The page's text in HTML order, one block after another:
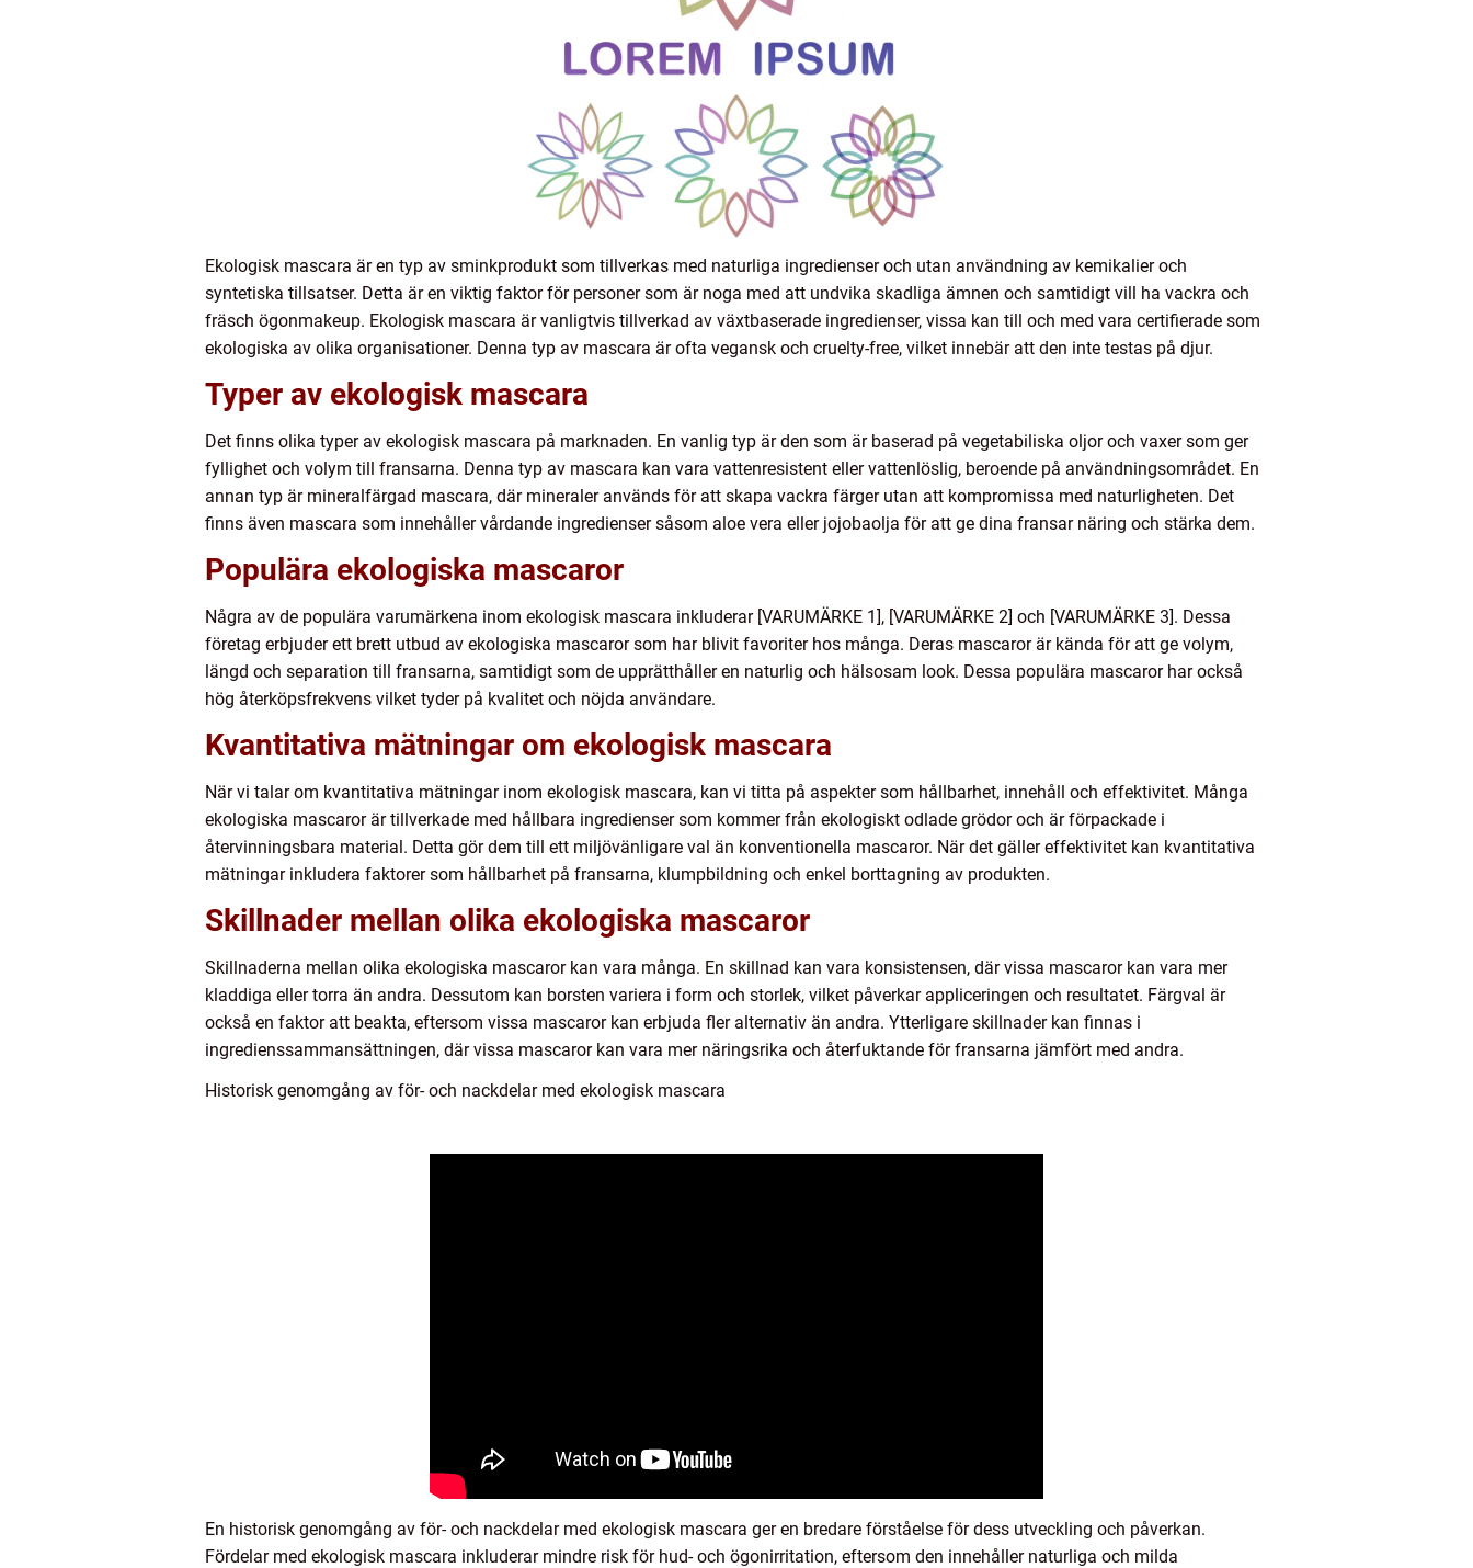
Ekologisk mascara är en typ av sminkprodukt som tillverkas med naturliga ingredienser och utan användning av kemikalier och
syntetiska tillsatser. Detta är en viktig faktor för personer som är noga med att undvika skadliga ämnen och samtidigt vill ha vackra och
fräsch ögonmakeup. Ekologisk mascara är vanligtvis tillverkad av växtbaserade ingredienser, vissa kan till och med vara certifierade som
ekologiska av olika organisationer. Denna typ av mascara är ofta vegansk och cruelty-free, vilket innebär att den inte testas på djur.
Typer av ekologisk mascara
Det finns olika typer av ekologisk mascara på marknaden. En vanlig typ är den som är baserad på vegetabiliska oljor och vaxer som ger
fyllighet och volym till fransarna. Denna typ av mascara kan vara vattenresistent eller vattenlöslig, beroende på användningsområdet. En
annan typ är mineralfärgad mascara, där mineraler används för att skapa vackra färger utan att kompromissa med naturligheten. Det
finns även mascara som innehåller vårdande ingredienser såsom aloe vera eller jojobaolja för att ge dina fransar näring och stärka dem.
Populära ekologiska mascaror
Några av de populära varumärkena inom ekologisk mascara inkluderar [VARUMÄRKE 1], [VARUMÄRKE 2] och [VARUMÄRKE 3]. Dessa
företag erbjuder ett brett utbud av ekologiska mascaror som har blivit favoriter hos många. Deras mascaror är kända för att ge volym,
längd och separation till fransarna, samtidigt som de upprätthåller en naturlig och hälsosam look. Dessa populära mascaror har också
hög återköpsfrekvens vilket tyder på kvalitet och nöjda användare.
Kvantitativa mätningar om ekologisk mascara
När vi talar om kvantitativa mätningar inom ekologisk mascara, kan vi titta på aspekter som hållbarhet, innehåll och effektivitet. Många
ekologiska mascaror är tillverkade med hållbara ingredienser som kommer från ekologiskt odlade grödor och är förpackade i
återvinningsbara material. Detta gör dem till ett miljövänligare val än konventionella mascaror. När det gäller effektivitet kan kvantitativa
mätningar inkludera faktorer som hållbarhet på fransarna, klumpbildning och enkel borttagning av produkten.
Skillnader mellan olika ekologiska mascaror
Skillnaderna mellan olika ekologiska mascaror kan vara många. En skillnad kan vara konsistensen, där vissa mascaror kan vara mer
kladdiga eller torra än andra. Dessutom kan borsten variera i form och storlek, vilket påverkar appliceringen och resultatet. Färgval är
också en faktor att beakta, eftersom vissa mascaror kan erbjuda fler alternativ än andra. Ytterligare skillnader kan finnas i
ingredienssammansättningen, där vissa mascaror kan vara mer näringsrika och återfuktande för fransarna jämfört med andra.
Historisk genomgång av för- och nackdelar med ekologisk mascara
En historisk genomgång av för- och nackdelar med ekologisk mascara ger en bredare förståelse för dess utveckling och påverkan.
Fördelar med ekologisk mascara inkluderar mindre risk för hud- och ögonirritation, eftersom den innehåller naturliga och milda